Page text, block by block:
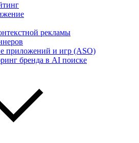
рекламы
приложений и игр (ASO)
бренда в AI поиске